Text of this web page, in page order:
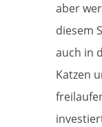
aber
diesem
auch in
Katzen